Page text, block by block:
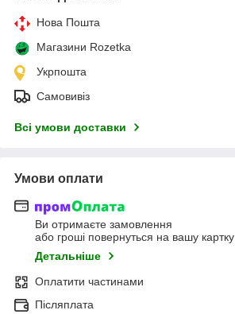
Нова Пошта
Магазини Rozetka
Укрпошта
Самовивіз
Всі умови доставки
Умови оплати
Ви отримаєте замовлення
або гроші повернуться на вашу картку
Детальніше
Оплатити частинами
Післяплата